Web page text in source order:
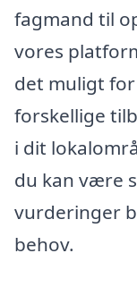
fagmand til
vores
det muligt
forskellige
i dit
du kan være
vurderinger
behov.